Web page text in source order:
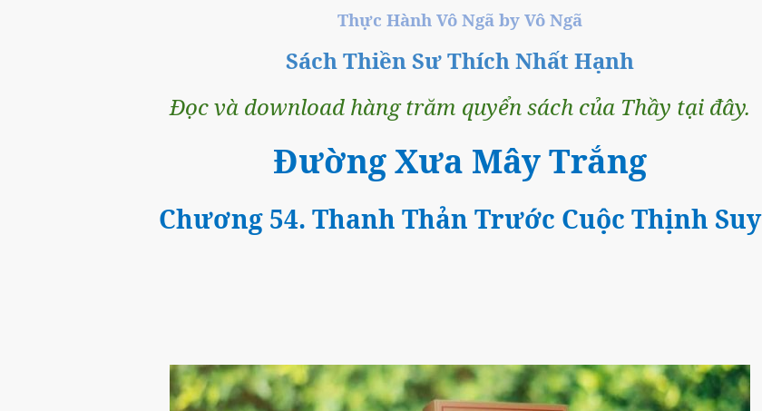
Thực Hành Vô Ngã by Vô Ngã
Sách Thiền Sư Thích Nhất Hạnh
Đọc và download hàng trăm quyển sách của Thầy tại đây.
Đường Xưa Mây Trắng
Chương 54. Thanh Thản Trước Cuộc Thịnh Suy